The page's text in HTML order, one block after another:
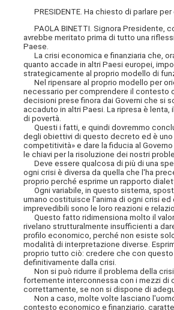
PRESIDENTE. Ha chiesto di parlare
PAOLA BINETTI. Signora Presidente,
avrebbe meritato prima di tutto una
Paese.
La crisi economica e finanziaria che,
quanto accade in altri Paesi europei,
strategicamente al proprio modello di
Nel ripensare al proprio modello per
necessario per comprendere il contesto
decisioni prese finora dai Governi che si
accaduto in altri Paesi. La ripresa è
di povertà.
Questi i fatti, e quindi dovremmo
degli obiettivi di questo decreto ed è uno
competitività» e dare la fiducia al
le chiavi per la risoluzione dei nostri
Deve essere qualcosa di più di una
ogni crisi è diversa da quella che l'ha
proprio perché esprime un rapporto
Ogni variabile, in questo sistema,
umano costituisce l'anima di ogni crisi
imprevedibili sono le loro reazioni e
Questo fatto ridimensiona molto il
rivelano strutturalmente insufficienti a
profilo economico, perché non esiste
modalità di interpretazione diverse.
proprio tutto ciò: credere che con
definitivamente dalla crisi.
Non si può ridurre il problema della
fortemente interconnessa con i mezzi di
correttamente, se non si dispone di
Non a caso, molte volte lasciano
contesto economico e finanziario,